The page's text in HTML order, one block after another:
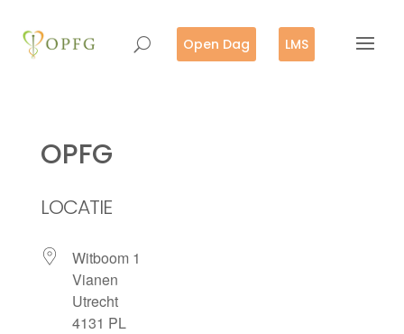
Open Dag LMS
OPFG
LOCATIE
Witboom 1
Vianen
Utrecht
4131 PL